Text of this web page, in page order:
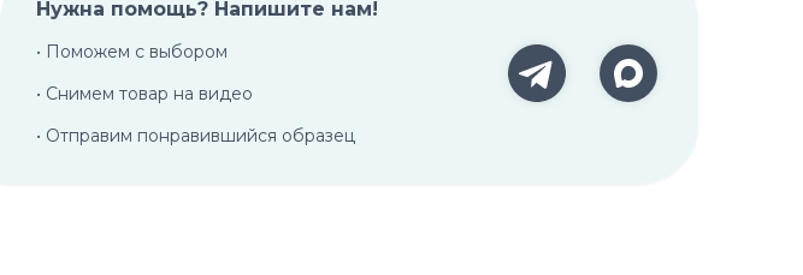
Нужна помощь? Напишите нам!
• Поможем с выбором
• Снимем товар на видео
• Отправим понравившийся образец